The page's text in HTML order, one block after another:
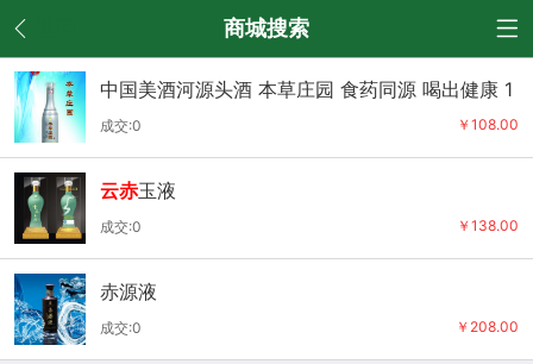
商城搜索
中国美酒河源头酒 本草庄园 食药同源 喝出健康 1
08元 1箱12瓶包邮
￥108.00
成交:0
云赤玉液
￥138.00
成交:0
赤源液
￥208.00
成交:0